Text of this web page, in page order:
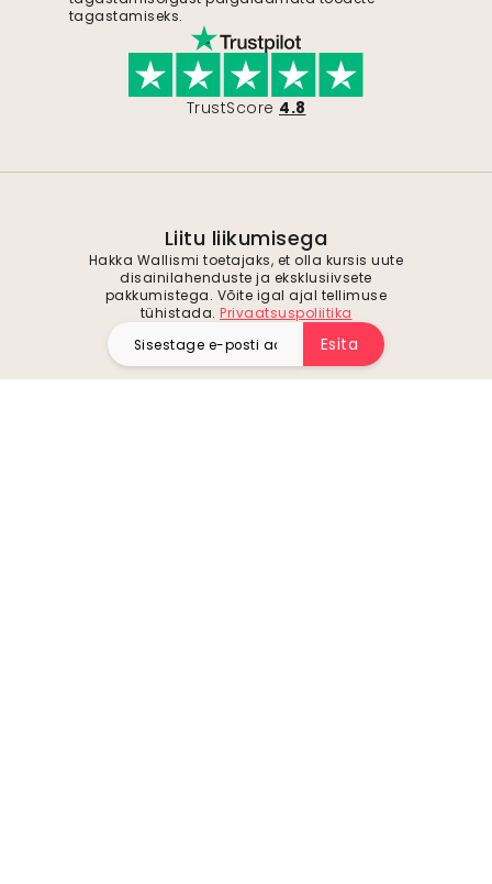
tagastamiseks.
TrustScore 4.8
Liitu liikumisega
Hakka Wallismi toetajaks, et olla kursis uute
disainilahenduste ja eksklusiivsete
pakkumistega. Võite igal ajal tellimuse
tühistada. Privaatsuspoliitika
Esita